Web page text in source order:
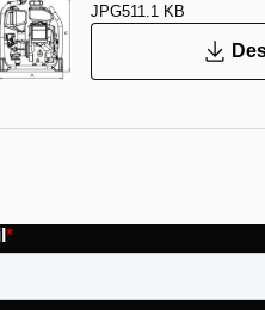
JPG511.1 KB